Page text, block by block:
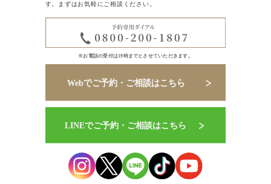
す。まずはお気軽にご相談ください。
※お電話の受付は19時までとさせていただきます。